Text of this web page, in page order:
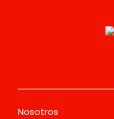
Nosotros